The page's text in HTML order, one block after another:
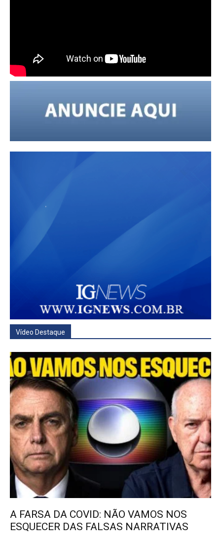
Vídeo Destaque
A FARSA DA COVID: NÃO VAMOS NOS
ESQUECER DAS FALSAS NARRATIVAS